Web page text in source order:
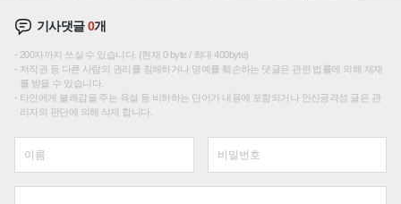
기사댓글0개
200자까지 쓰실 수 있습니다. (현재 0 byte / 최대 400byte)
저작권 등 다른 사람의 권리를 침해하거나 명예를 훼손하는 댓글은 관련 법률에 의해 제재
를 받을 수 있습니다.
타인에게 불쾌감을 주는 욕설 등 비하하는 단어가 내용에 포함되거나 인신공격성 글은 관
리자의 판단에 의해 삭제 합니다.